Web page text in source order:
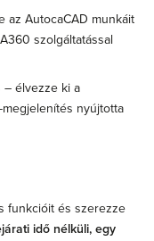
az AutocaCAD munkáit
szolgáltatással
– élvezze ki a
nyújtotta
funkcióit és szerezze
idő nélküli, egy